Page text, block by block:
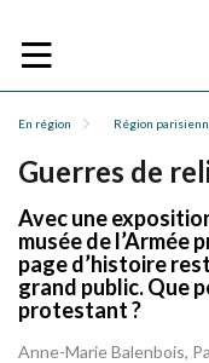
En région Région
Guerres de
Avec une
musée de l’Armée
page d’histoire
grand public. Que
protestant ?
Anne-Marie Balenbois,